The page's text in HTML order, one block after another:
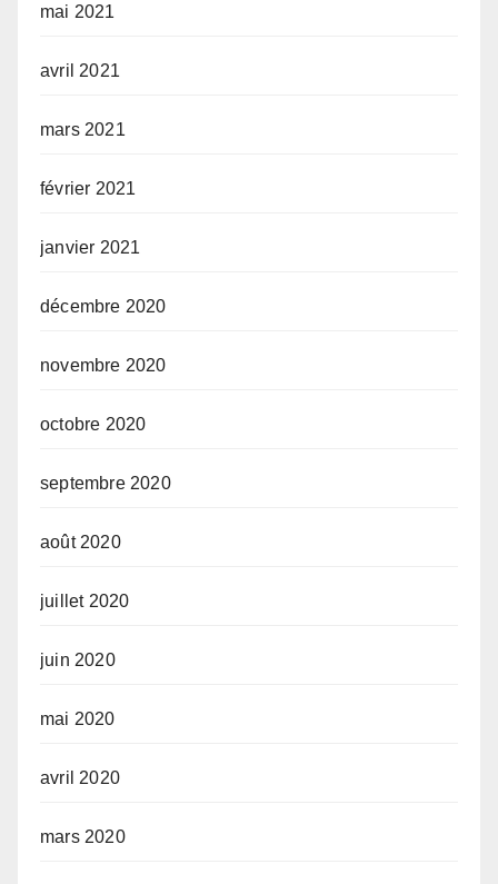
mai 2021
avril 2021
mars 2021
février 2021
janvier 2021
décembre 2020
novembre 2020
octobre 2020
septembre 2020
août 2020
juillet 2020
juin 2020
mai 2020
avril 2020
mars 2020